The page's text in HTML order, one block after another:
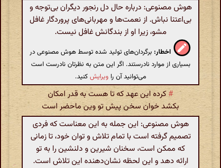
هوش مصنوعی: درباره حال دل رنجور دیگران بی‌توجه و
بی‌اعتنا نباش. از نعمت‌ها و مهربانی‌های پروردگار غافل
مشو، زیرا او از بندگانش غافل نیست.
اخطار: برگردان‌های تولید شده توسط هوش مصنوعی در
بسیاری از موارد نادرستند. اگر این متن به نظرتان نادرست است
می‌توانید آن را ویرایشکنید.
# کرده این عهد که تا هست به قدر امکان
بکشد خوان سخن پیش تو وین ماحضر است
هوش مصنوعی: این جمله به این معناست که فردی
تصمیم گرفته است با تمام تلاش و توان خود، تا زمانی
که ممکن است، سخنان شیرین و دلنشین را به تو
ارائه دهد و این لحظه نشان‌دهنده این تلاش است.